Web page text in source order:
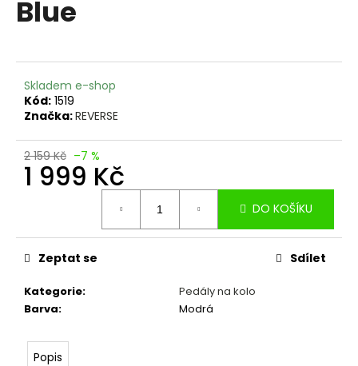
Blue
Skladem e-shop
Kód: 1519
Značka:REVERSE
2 159 Kč –7 %
1 999 Kč
DO KOŠÍKU
Kategorie:
Pedály na kolo
Barva: Modrá
Zeptat se Sdílet
Popis
a
í
?
D
p
o